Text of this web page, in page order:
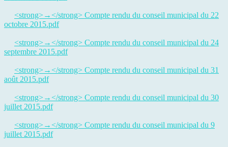
<strong>→</strong> Compte rendu du conseil municipal du 22
octobre 2015.pdf
<strong>→</strong> Compte rendu du conseil municipal du 24
septembre 2015.pdf
<strong>→</strong> Compte rendu du conseil municipal du 31
août 2015.pdf
<strong>→</strong> Compte rendu du conseil municipal du 30
juillet 2015.pdf
<strong>→</strong> Compte rendu du conseil municipal du 9
juillet 2015.pdf